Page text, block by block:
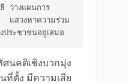
วางแผนการ
แสวงหาความร่วม
ระชาชนอยู่เสมอ
นคติเชิงบวกมุ่ง
ที่ตั้ง มีความเสีย